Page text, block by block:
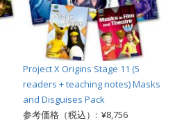
Project X Origins Stage 11 (5
readers + teaching notes) Masks
and Disguises Pack
参考価格（税込）: ¥8,756